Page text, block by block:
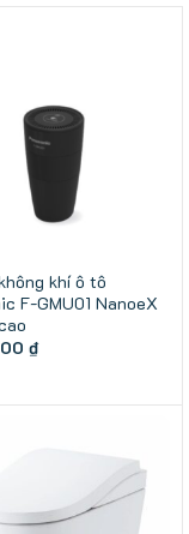
khí ô tô
F-GMU01 NanoeX
₫